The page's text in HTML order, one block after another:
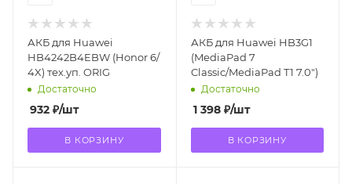
АКБ для Huawei
HB4242B4EBW (Honor 6/
4X) тех.уп. ORIG
Достаточно
932 ₽/шт
В КОРЗИНУ
АКБ для Huawei HB3G1
(MediaPad 7
Classic/MediaPad T1 7.0")
Достаточно
1 398₽/шт
В КОРЗИНУ